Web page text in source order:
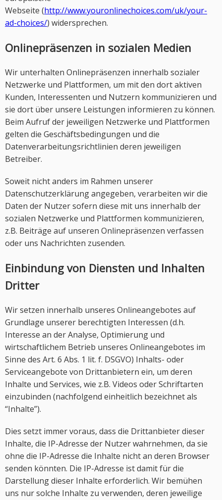
Webseite (http://www.youronlinechoices.com/uk/your-
ad-choices/) widersprechen.
Onlinepräsenzen in sozialen Medien
Wir unterhalten Onlinepräsenzen innerhalb sozialer
Netzwerke und Plattformen, um mit den dort aktiven
Kunden, Interessenten und Nutzern kommunizieren und
sie dort über unsere Leistungen informieren zu können.
Beim Aufruf der jeweiligen Netzwerke und Plattformen
gelten die Geschäftsbedingungen und die
Datenverarbeitungsrichtlinien deren jeweiligen
Betreiber.
Soweit nicht anders im Rahmen unserer
Datenschutzerklärung angegeben, verarbeiten wir die
Daten der Nutzer sofern diese mit uns innerhalb der
sozialen Netzwerke und Plattformen kommunizieren,
z.B. Beiträge auf unseren Onlinepräsenzen verfassen
oder uns Nachrichten zusenden.
Einbindung von Diensten und Inhalten
Dritter
Wir setzen innerhalb unseres Onlineangebotes auf
Grundlage unserer berechtigten Interessen (d.h.
Interesse an der Analyse, Optimierung und
wirtschaftlichem Betrieb unseres Onlineangebotes im
Sinne des Art. 6 Abs. 1 lit. f. DSGVO) Inhalts- oder
Serviceangebote von Drittanbietern ein, um deren
Inhalte und Services, wie z.B. Videos oder Schriftarten
einzubinden (nachfolgend einheitlich bezeichnet als
“Inhalte”).
Dies setzt immer voraus, dass die Drittanbieter dieser
Inhalte, die IP-Adresse der Nutzer wahrnehmen, da sie
ohne die IP-Adresse die Inhalte nicht an deren Browser
senden könnten. Die IP-Adresse ist damit für die
Darstellung dieser Inhalte erforderlich. Wir bemühen
uns nur solche Inhalte zu verwenden, deren jeweilige